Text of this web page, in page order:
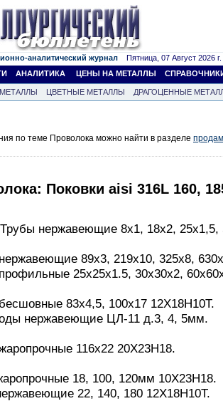
аналитический журнал Пятница, 07 Август 2026 г.
АНАЛИТИКА ЦЕНЫ НА МЕТАЛЛЫ
ЦВЕТНЫЕ МЕТАЛЛЫ
ДРАГОЦЕННЫЕ
по теме Проволока можно найти в разделе
Поковки aisi 316L 160,
нержавеющие 8х1, 18х2, 25х1,5,
89х3, 219х10, 325х8,
25х25х1.5, 30х30х2,
83х4,5, 100х17 12Х18Н10Т.
нержавеющие ЦЛ-11 д.3, 4, 5мм.
116х22 20Х23Н18.
18, 100, 120мм 10Х23Н18.
22, 140, 180 12Х18Н10Т.